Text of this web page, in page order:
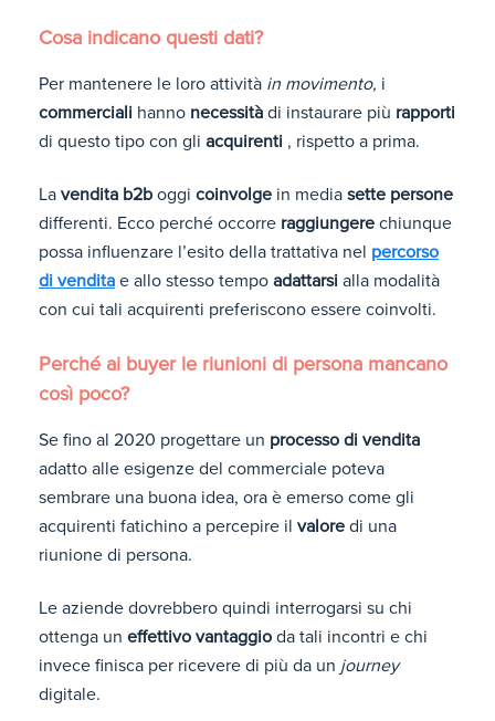
Cosa indicano questi dati?
Per mantenere le loro attività in movimento, i
commerciali hanno necessità di instaurare più rapporti
di questo tipo con gli acquirenti , rispetto a prima.
La vendita b2b oggi coinvolge in media sette persone
differenti. Ecco perché occorre raggiungere chiunque
possa influenzare l’esito della trattativa nel percorso
di vendita e allo stesso tempo adattarsi alla modalità
con cui tali acquirenti preferiscono essere coinvolti.
Perché ai buyer le riunioni di persona mancano
così poco?
Se fino al 2020 progettare un processo di vendita
adatto alle esigenze del commerciale poteva
sembrare una buona idea, ora è emerso come gli
acquirenti fatichino a percepire il valore di una
riunione di persona.
Le aziende dovrebbero quindi interrogarsi su chi
ottenga un effettivo vantaggio da tali incontri e chi
invece finisca per ricevere di più da un journey
digitale.